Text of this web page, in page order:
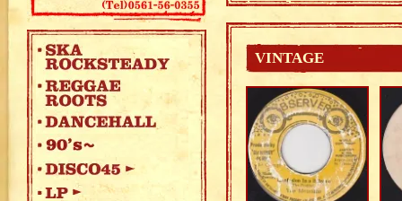
VINTAGE